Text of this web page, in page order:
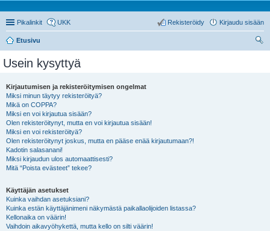
Pikalinkit UKK Kirjaudu sisään
Rekisteröidy
Etusivu
Usein kysyttyä
Kirjautumisen ja rekisteröitymisen ongelmat
Miksi minun täytyy rekisteröityä?
Mikä on COPPA?
Miksi en voi kirjautua sisään?
Olen rekisteröitynyt, mutta en voi kirjautua sisään!
Miksi en voi rekisteröityä?
Olen rekisteröitynyt joskus, mutta en pääse enää kirjautumaan?!
Kadotin salasanani!
Miksi kirjaudun ulos automaattisesti?
Mitä “Poista evästeet” tekee?
Käyttäjän asetukset
Kuinka vaihdan asetuksiani?
Kuinka estän käyttäjänimeni näkymästä paikallaolijoiden listassa?
Kellonaika on väärin!
Vaihdoin aikavyöhykettä, mutta kello on silti väärin!